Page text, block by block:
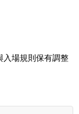
入場規則保有調整